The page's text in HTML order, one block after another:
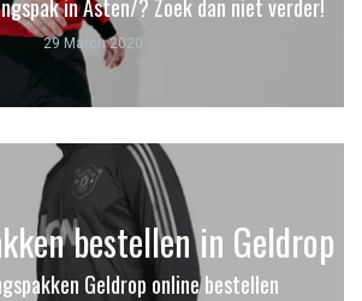
in Asten/? Zoek dan niet verder!
29 March 2020
bestellen in Geldrop
Geldrop online bestellen